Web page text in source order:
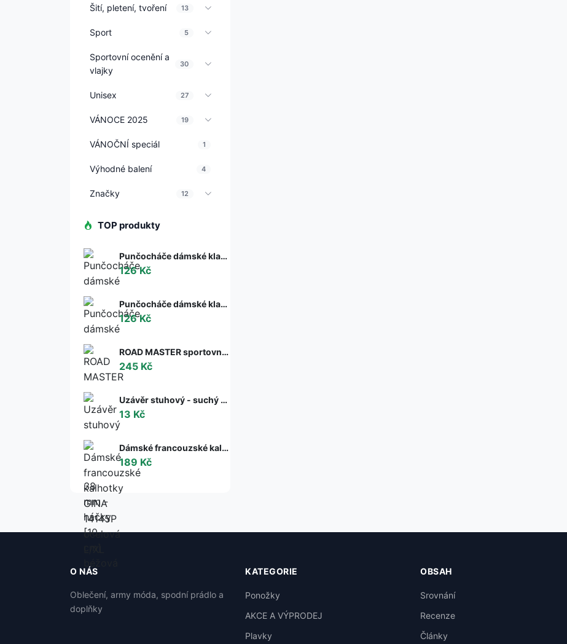
Šití, pletení, tvoření 13
Sport 5
Sportovní ocenění a
vlajky
30
Unisex 27
VÁNOCE 2025 19
VÁNOČNÍ speciál 1
Výhodné balení 4
Značky 12
TOP produkty
Punčocháče dámské klasik Dita 713 matné Gabriella melisa (tělová) XL
126 Kč
Punčocháče dámské klasik Duna 714 matné Gabriella neutro (tělová) XL
126 Kč
ROAD MASTER sportovní cyklo ponožky Moose černá S
245 Kč
Uzávěr stuhový - suchý zip š. 38 mm - háčky [10 cm] béžová
13 Kč
Dámské francouzské kalhotky GINA 14145P ocelová L/XL
189 Kč
O NÁS
Oblečení, army móda, spodní prádlo a
doplňky
KATEGORIE
Ponožky
AKCE A VÝPRODEJ
Plavky
OBSAH
Srovnání
Recenze
Články